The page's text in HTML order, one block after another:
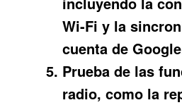
Wi-Fi y la
cuenta de
Prueba de las
radio, como la